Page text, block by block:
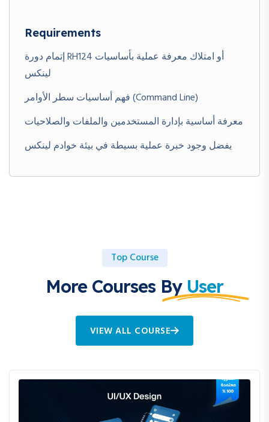
Requirements
إتمام دورة RH124 أو امتلاك معرفة عملية بأساسيات
لينكس
فهم أساسيات سطر الأوامر (Command Line)
معرفة أساسية بإدارة المستخدمين والملفات والصلاحيات
يفضل وجود خبرة عملية بسيطة في بيئة خوادم لينكس
Top Course
More Courses By User
VIEW ALL COURSE